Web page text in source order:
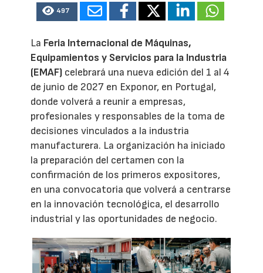
497
La Feria Internacional de Máquinas,
Equipamientos y Servicios para la Industria
(EMAF) celebrará una nueva edición del 1 al 4
de junio de 2027 en Exponor, en Portugal,
donde volverá a reunir a empresas,
profesionales y responsables de la toma de
decisiones vinculados a la industria
manufacturera. La organización ha iniciado
la preparación del certamen con la
confirmación de los primeros expositores,
en una convocatoria que volverá a centrarse
en la innovación tecnológica, el desarrollo
industrial y las oportunidades de negocio.